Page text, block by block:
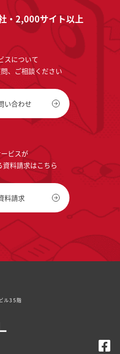
・2,000サイト以上
スについて
、ご相談ください
い合わせ
ビスが
資料請求はこちら
料請求
ル35階